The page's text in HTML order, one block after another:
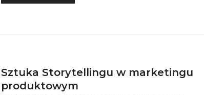
Sztuka Storytellingu w marketingu
produktowym